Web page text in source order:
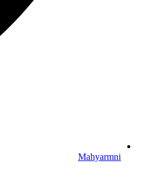
Mahyarmni